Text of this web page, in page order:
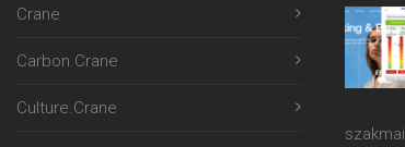
Crane
Carbon.Crane
Culture.Crane
szakmai